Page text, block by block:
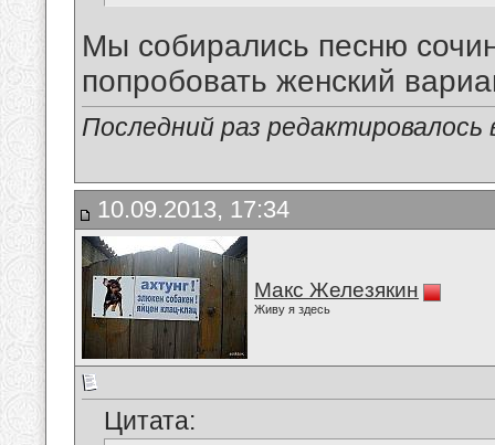
Мы собирались песню
попробовать женский
Последний раз
10.09.2013, 17:34
Макс Железякин
Живу я здесь
Цитата: